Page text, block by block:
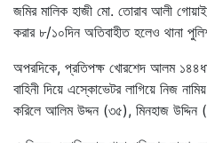
জমির মালিক হাজী মো. তোরাব আলী
করার ৮/১০দিন অতিবাহীত হলেও থানা
অপরদিকে, প্রতিপক্ষ খোরশেদ আলম
বাহিনী দিয়ে এস্কোভেটর লাগিয়ে নিজ
করিলে আলিম উদ্দন (৩৫), মিনহাজ